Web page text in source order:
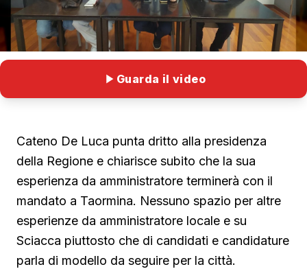
Guarda il video
Cateno De Luca punta dritto alla presidenza
della Regione e chiarisce subito che la sua
esperienza da amministratore terminerà con il
mandato a Taormina. Nessuno spazio per altre
esperienze da amministratore locale e su
Sciacca piuttosto che di candidati e candidature
parla di modello da seguire per la città.